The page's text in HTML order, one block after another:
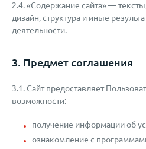
2.4. «Содержание сайта» —
дизайн, структура и иные
деятельности.
3. Предмет соглашения
3.1. Сайт предоставляет
возможности:
получение информации об
ознакомление с